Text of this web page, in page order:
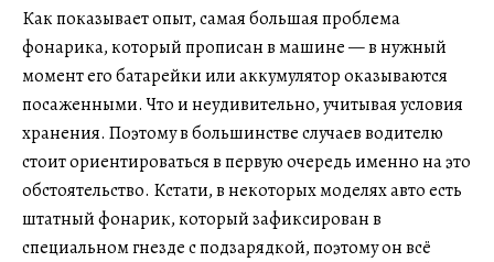
Как показывает опыт, самая большая проблема
фонарика, который прописан в машине — в нужный
момент его батарейки или аккумулятор оказываются
посаженными. Что и неудивительно, учитывая условия
хранения. Поэтому в большинстве случаев водителю
стоит ориентироваться в первую очередь именно на это
обстоятельство. Кстати, в некоторых моделях авто есть
штатный фонарик, который зафиксирован в
специальном гнезде с подзарядкой, поэтому он всё